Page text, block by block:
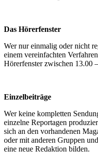
Das Hörerfenster
Wer nur einmalig oder nicht
einem vereinfachten
Hörerfenster zwischen 13.00
Einzelbeiträge
Wer keine kompletten
einzelne Reportagen
sich an den vorhandenen
oder mit anderen Gruppen
eine neue Redaktion bilden.